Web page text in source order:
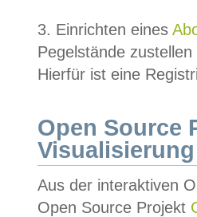
3. Einrichten eines
Pegelstände
Hierfür ist eine
Open Source
Visualisierung
Aus der interaktiven
Open Source Projekt